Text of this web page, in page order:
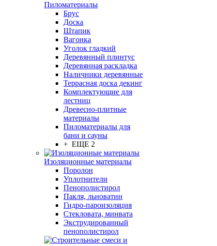
Пиломатериалы
Брус
Доска
Штапик
Вагонка
Уголок гладкий
Деревянный плинтус
Деревянная раскладка
Наличники деревянные
Террасная доска декинг
Комплектующие для
лестниц
Древесно-плитные
материалы
Пиломатериалы для
бани и сауны
+ ЕЩЕ 2
Изоляционные материалы
Поролон
Уплотнители
Пенополистирол
Пакля, льноватин
Гидро-пароизоляция
Стекловата, минвата
Экструдированный
пенополистирол